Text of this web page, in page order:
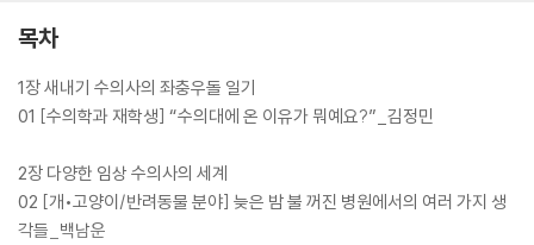
목차
1장 새내기 수의사의 좌충우돌 일기
01 [수의학과 재학생] “수의대에 온 이유가 뭐예요?”_김정민
2장 다양한 임상 수의사의 세계
02 [개•고양이/반려동물 분야] 늦은 밤 불 꺼진 병원에서의 여러 가지 생
각들_백남운